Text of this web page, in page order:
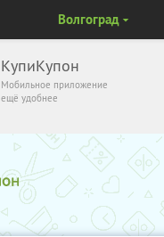
КупиКупон
Мобильное приложение
ещё удобнее
Волгоград